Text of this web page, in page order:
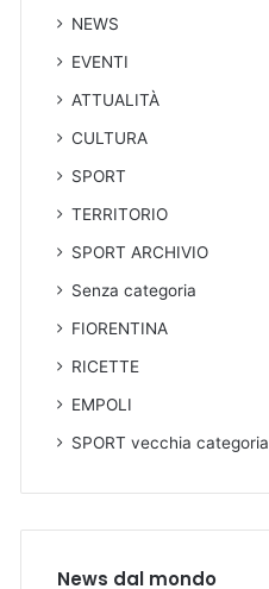
NEWS
EVENTI
ATTUALITÀ
CULTURA
SPORT
TERRITORIO
SPORT ARCHIVIO
Senza categoria
FIORENTINA
RICETTE
EMPOLI
SPORTvecchia categoria
News dal mondo